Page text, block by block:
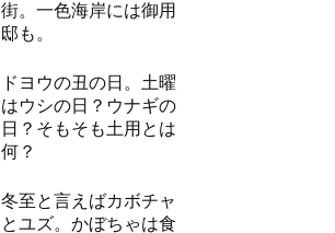
街。一色海岸には御用
邸も。
ドヨウの丑の日。土曜
はウシの日？ウナギの
日？そもそも土用とは
何？
冬至と言えばカボチャ
とユズ。かぼちゃは食